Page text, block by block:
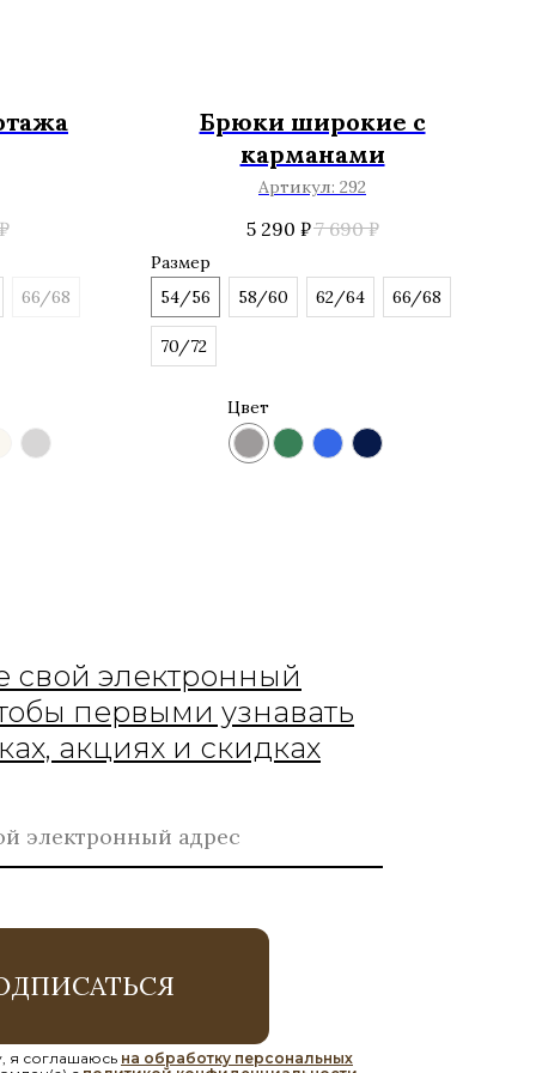
₽
66/68
Брюки широкие с
карманами
Артикул: 292
5 290 ₽7 690 ₽
Размер
54/56
58/60 62/64 66/68
70/72
Цвет
свой электронный
первыми узнавать
акциях и скидках
я соглашаюсь на обработку персональных